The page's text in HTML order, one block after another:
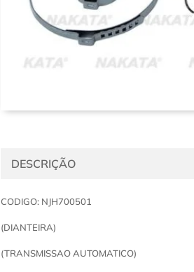
DESCRIÇÃO
CODIGO: NJH700501
(DIANTEIRA)
(TRANSMISSAO AUTOMATICO)